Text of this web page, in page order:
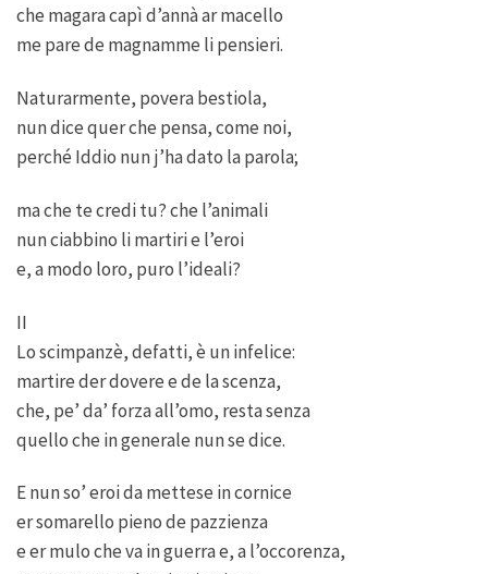
che magara capì d’annà ar macello
me pare de magnamme li pensieri.
Naturarmente, povera bestiola,
nun dice quer che pensa, come noi,
perché Iddio nun j’ha dato la parola;
ma che te credi tu? che l’animali
nun ciabbino li martiri e l’eroi
e, a modo loro, puro l’ideali?
II
Lo scimpanzè, defatti, è un infelice:
martire der dovere e de la scenza,
che, pe’ da’ forza all’omo, resta senza
quello che in generale nun se dice.
E nun so’ eroi da mettese in cornice
er somarello pieno de pazzienza
e er mulo che va in guerra e, a l’occorenza,